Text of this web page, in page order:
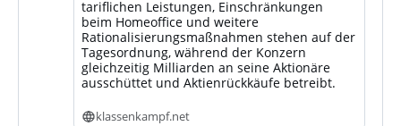
tariflichen Leistungen, Einschränkungen
beim Homeoffice und weitere
Rationalisierungsmaßnahmen stehen auf der
Tagesordnung, während der Konzern
gleichzeitig Milliarden an seine Aktionäre
ausschüttet und Aktienrückkäufe betreibt.
klassenkampf.net